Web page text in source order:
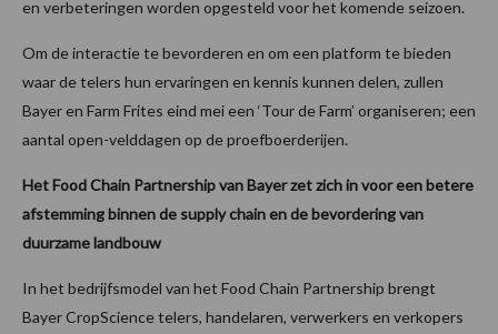
en verbeteringen worden opgesteld voor het komende seizoen.
Om de interactie te bevorderen en om een platform te bieden
waar de telers hun ervaringen en kennis kunnen delen, zullen
Bayer en Farm Frites eind mei een ‘Tour de Farm’ organiseren; een
aantal open-velddagen op de proefboerderijen.
Het Food Chain Partnership van Bayer zet zich in voor een betere
afstemming binnen de supply chain en de bevordering van
duurzame landbouw
In het bedrijfsmodel van het Food Chain Partnership brengt
Bayer CropScience telers, handelaren, verwerkers en verkopers